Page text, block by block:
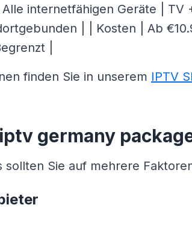
internetfähigen Geräte | TV
| | Kosten | Ab
|
finden Sie in unserem IPTV
germany
sollten Sie auf mehrere